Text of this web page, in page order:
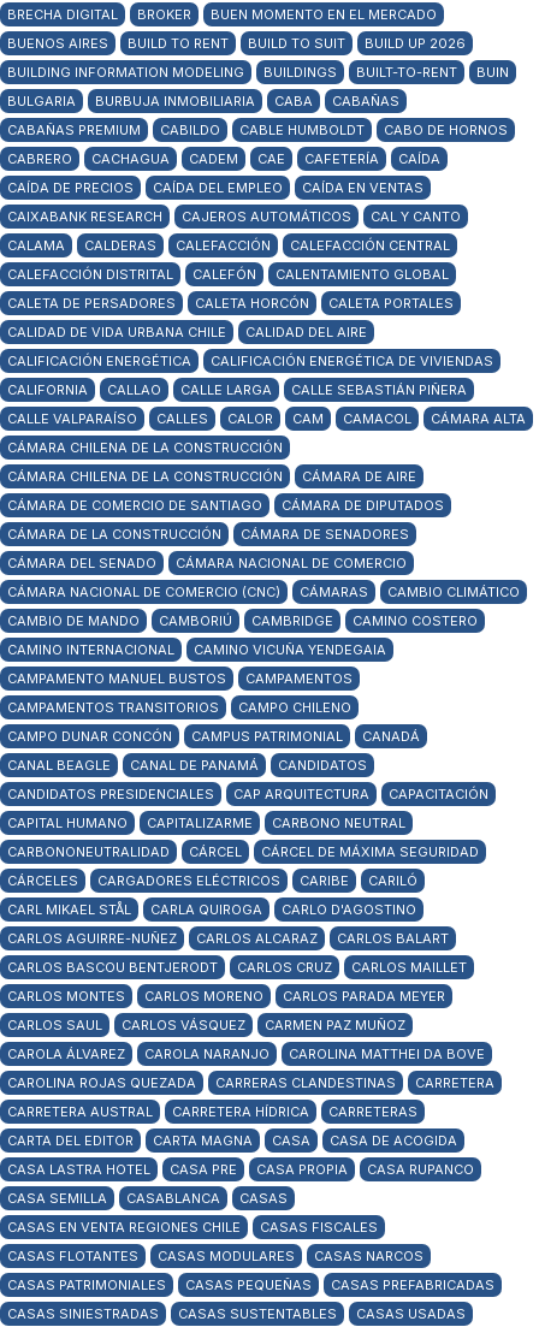
BRECHA DIGITAL BROKER
BUEN MOMENTO EN EL MERCADO
BUENOS AIRES
BUILD TO RENT BUILD TO SUIT
BUILD UP 2026
BUILDING INFORMATION MODELING
BUILDINGS BUILT-TO-RENT
BUIN
BULGARIA
BURBUJA INMOBILIARIA CABA
CABAÑAS
CABAÑAS PREMIUM
CABILDO CABLE HUMBOLDT
CABO DE HORNOS
CABRERO
CACHAGUA CADEM CAE CAFETERÍA
CAÍDA
CAÍDA DE PRECIOS
CAÍDA DEL EMPLEO
CAÍDA EN VENTAS
CAIXABANK RESEARCH
CAJEROS AUTOMÁTICOS
CAL Y CANTO
CALAMA
CALDERAS CALEFACCIÓN
CALEFACCIÓN CENTRAL
CALEFACCIÓN DISTRITAL
CALEFÓN
CALENTAMIENTO GLOBAL
CALETA DE PERSADORES
CALETA HORCÓN
CALETA PORTALES
CALIDAD DE VIDA URBANA CHILE
CALIDAD DEL AIRE
CALIFICACIÓN ENERGÉTICA
CALIFICACIÓN ENERGÉTICA DE VIVIENDAS
CALIFORNIA
CALLAO CALLE LARGA
CALLE SEBASTIÁN PIÑERA
CALLE VALPARAÍSO
CALLES CALOR CAM CAMACOL
CÁMARA ALTA
CÁMARA CHILENA DE LA CONSTRUCCIÓN
CÁMARA CHILENA DE LA CONSTRUCCIÓN
CÁMARA DE AIRE
CÁMARA DE COMERCIO DE SANTIAGO
CÁMARA DE DIPUTADOS
CÁMARA DE LA CONSTRUCCIÓN
CÁMARA DE SENADORES
CÁMARA DEL SENADO
CÁMARA NACIONAL DE COMERCIO
CÁMARA NACIONAL DE COMERCIO (CNC)
CÁMARAS
CAMBIO CLIMÁTICO
CAMBIO DE MANDO
CAMBORIÚ CAMBRIDGE
CAMINO COSTERO
CAMINO INTERNACIONAL
CAMINO VICUÑA YENDEGAIA
CAMPAMENTO MANUEL BUSTOS
CAMPAMENTOS
CAMPAMENTOS TRANSITORIOS
CAMPO CHILENO
CAMPO DUNAR CONCÓN
CAMPUS PATRIMONIAL
CANADÁ
CANAL BEAGLE
CANAL DE PANAMÁ
CANDIDATOS
CANDIDATOS PRESIDENCIALES
CAP ARQUITECTURA
CAPACITACIÓN
CAPITAL HUMANO
CAPITALIZARME
CARBONO NEUTRAL
CARBONONEUTRALIDAD
CÁRCEL
CÁRCEL DE MÁXIMA SEGURIDAD
CÁRCELES
CARGADORES ELÉCTRICOS CARIBE
CARILÓ
CARL MIKAEL STÅL
CARLA QUIROGA
CARLO D'AGOSTINO
CARLOS AGUIRRE-NUÑEZ
CARLOS ALCARAZ
CARLOS BALART
CARLOS BASCOU BENTJERODT
CARLOS CRUZ
CARLOS MAILLET
CARLOS MONTES
CARLOS MORENO
CARLOS PARADA MEYER
CARLOS SAUL
CARLOS VÁSQUEZ
CARMEN PAZ MUÑOZ
CAROLA ÁLVAREZ
CAROLA NARANJO
CAROLINA MATTHEI DA BOVE
CAROLINA ROJAS QUEZADA
CARRERAS CLANDESTINAS
CARRETERA
CARRETERA AUSTRAL
CARRETERA HÍDRICA
CARRETERAS
CARTA DEL EDITOR
CARTA MAGNA CASA
CASA DE ACOGIDA
CASA LASTRA HOTEL
CASA PRE CASA PROPIA
CASA RUPANCO
CASA SEMILLA
CASABLANCA
CASAS
CASAS EN VENTA REGIONES CHILE
CASAS FISCALES
CASAS FLOTANTES
CASAS MODULARES
CASAS NARCOS
CASAS PATRIMONIALES
CASAS PEQUEÑAS
CASAS PREFABRICADAS
CASAS SINIESTRADAS
CASAS SUSTENTABLES
CASAS USADAS